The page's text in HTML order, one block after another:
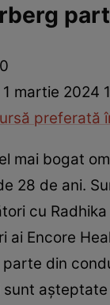
1 martie 2024
preferată
mai bogat
28 de ani.
cu
ai Encore
din